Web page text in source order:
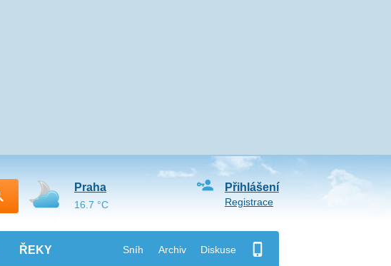
ŘEKY Sníh Archiv Diskuse
Přihlášení
Registrace
Praha
16.7 °C